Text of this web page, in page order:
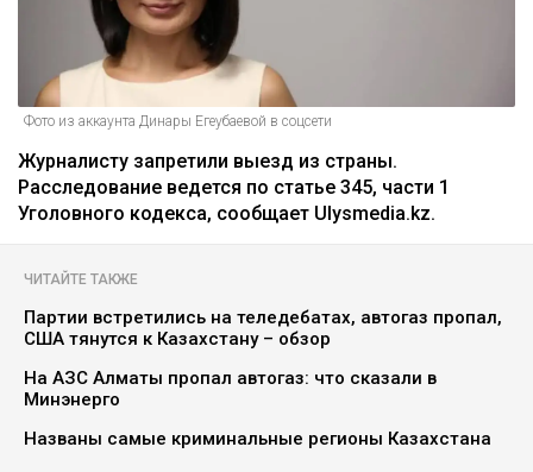
Фото из аккаунта Динары Егеубаевой в соцсети
Журналисту запретили выезд из страны.
Расследование ведется по статье 345, части 1
Уголовного кодекса, сообщает Ulysmedia.kz.
ЧИТАЙТЕ ТАКЖЕ
Партии встретились на теледебатах, автогаз пропал,
США тянутся к Казахстану – обзор
На АЗС Алматы пропал автогаз: что сказали в
Минэнерго
Названы самые криминальные регионы Казахстана